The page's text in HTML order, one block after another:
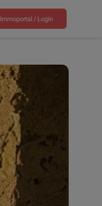
Immoportal / Login